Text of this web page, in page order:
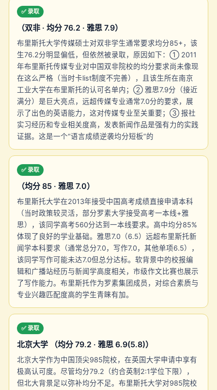
✅ 录取
（双非 · 均分 76.2 · 雅思 7.9）
布里斯托大学传媒硕士对双非学生通常要求均分85+，该
生76.2分明显偏低，但依然被录取，原因如下：① 2011
年布里斯托传媒专业对中国双非院校的均分要求尚未像现
在这么严格（当时卡list制度不完善），且该生所在南京
工业大学在布里斯托的认可名单内；② 雅思7.9分（接近
满分）是巨大亮点，远超传媒专业通常7.0分的要求，展
示了出色的英语能力，这对传媒专业至关重要；③ 报社
实习经历和专业相关度高，发表新闻作品是强有力的实践
证据。这是一个“语言成绩逆袭均分短板”的
✅ 录取
（均分 85 · 雅思 7.0）
布里斯托大学在2013年接受中国高考成绩直接申请本科
（当时政策较灵活，部分罗素大学接受高考一本线+雅
思），该同学高考560分达到一本线要求。高中均分85%
体现了良好的学业基础。雅思7.0（6.5）远超布里斯托新
闻学本科要求（通常总分7.0，写作7.0，其他单项6.5），
该同学写作可能未达7.0但总分达标。软背景中的校报编
辑和广播站经历与新闻学高度相关，市级作文比赛也展示
了写作能力。布里斯托作为罗素集团成员，对综合素质与
专业兴趣匹配度高的学生青睐有加。
✅ 录取
北京大学 （均分 79.2 · 雅思 6.9(5.8)）
北京大学作为中国顶尖985院校，在英国大学申请中享有
极高认可度。尽管均分79.2（约合英制2:1学位下限），
但北大背景足以弥补均分不足。布里斯托大学对985院校